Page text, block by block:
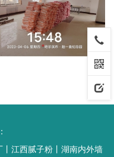
江西腻子粉
湖南内外墙